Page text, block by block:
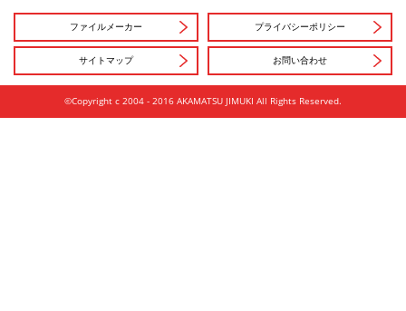
ファイルメーカー プライバシーポリシー
サイトマップ お問い合わせ
©Copyright c 2004 - 2016 AKAMATSU JIMUKI All Rights Reserved.